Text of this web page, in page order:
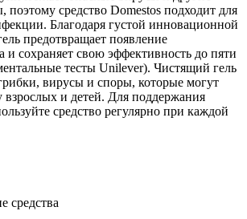
поэтому средство Domestos подходит для
Благодаря густой инновационной
предотвращает появление
и сохраняет свою эффективность до пяти
тесты Unilever). Чистящий гель
вирусы и споры, которые могут
взрослых и детей. Для поддержания
средство регулярно при каждой
средства